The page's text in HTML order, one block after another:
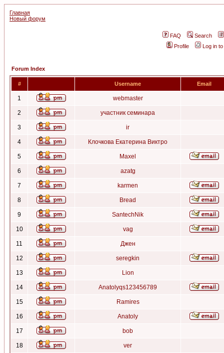
Главная
Новый форум
FAQ
Search
Profile
Log in
Forum Index
# Username Email
1 webmaster
2 участник семинара
3 ir
4 Клочкова Екатерина Виктро
5 Maxel
6 azatg
7 karmen
8 Bread
9 SantechNik
10 vag
11 Джен
12 seregkin
13 Lion
14 Anatolyqs123456789
15 Ramires
16 Anatoly
17 bob
18 ver